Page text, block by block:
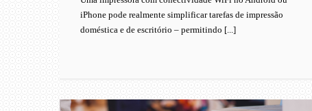
iPhone pode realmente simplificar tarefas de impressão
doméstica e de escritório – permitindo [...]